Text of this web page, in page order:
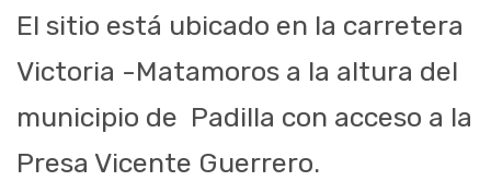
El sitio está ubicado en la carretera
Victoria -Matamoros a la altura del
municipio de Padilla con acceso a la
Presa Vicente Guerrero.